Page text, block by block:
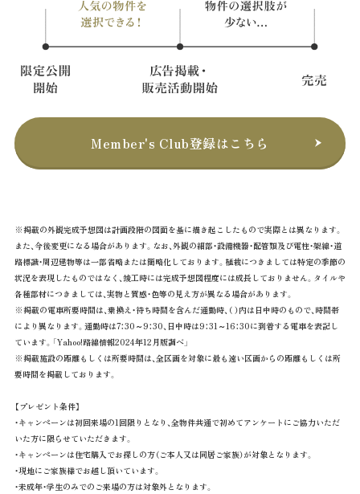
Member's Club登録はこちら
※掲載の外観完成予想図は計画段階の図面を基に描き起こしたもので実際とは異なります。
また、今後変更になる場合があります。なお、外観の細部・設備機器・配管類及び電柱・架線・道
路標識・周辺建物等は一部省略または簡略化しております。植栽につきましては特定の季節の
状況を表現したものではなく、竣工時には完成予想図程度には成長しておりません。タイルや
各種部材につきましては、実物と質感・色等の見え方が異なる場合があります。
※掲載の電車所要時間は、乗換え・待ち時間を含んだ通勤時、（ ）内は日中時のもので、時間帯
により異なります。通勤時は7：30～9：30、日中時は9：31～16：30に到着する電車を表記し
ています。「Yahoo!路線情報2024年12月版調べ」
※掲載施設の距離もしくは所要時間は、全区画を対象に最も遠い区画からの距離もしくは所
要時間を掲載しております。
【プレゼント条件】
・キャンペーンは初回来場の1回限りとなり、全物件共通で初めてアンケートにご協力いただ
いた方に限らせていただきます。
・キャンペーンは住宅購入でお探しの方（ご本人又は同居ご家族）が対象となります。
・現地にご家族様でお越し頂いています。
・未成年・学生のみでのご来場の方は対象外となります。